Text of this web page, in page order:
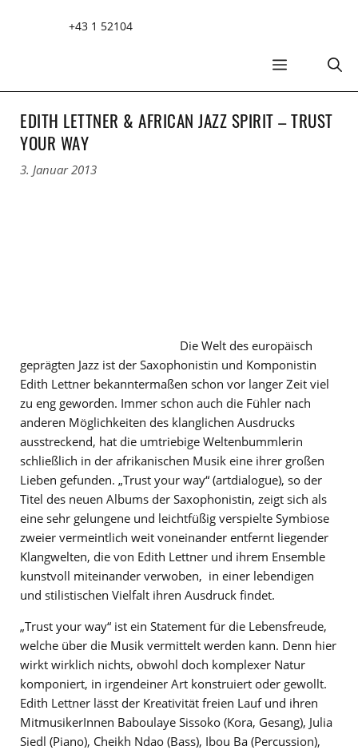
+43 1 52104
MENÜ
EDITH LETTNER & AFRICAN JAZZ SPIRIT – TRUST
YOUR WAY
3. Januar 2013
Die Welt des europäisch
geprägten Jazz ist der Saxophonistin und Komponistin
Edith Lettner bekanntermaßen schon vor langer Zeit viel
zu eng geworden. Immer schon auch die Fühler nach
anderen Möglichkeiten des klanglichen Ausdrucks
ausstreckend, hat die umtriebige Weltenbummlerin
schließlich in der afrikanischen Musik eine ihrer großen
Lieben gefunden. „Trust your way“ (artdialogue), so der
Titel des neuen Albums der Saxophonistin, zeigt sich als
eine sehr gelungene und leichtfüßig verspielte Symbiose
zweier vermeintlich weit voneinander entfernt liegender
Klangwelten, die von Edith Lettner und ihrem Ensemble
kunstvoll miteinander verwoben, in einer lebendigen
und stilistischen Vielfalt ihren Ausdruck findet.
„Trust your way“ ist ein Statement für die Lebensfreude,
welche über die Musik vermittelt werden kann. Denn hier
wirkt wirklich nichts, obwohl doch komplexer Natur
komponiert, in irgendeiner Art konstruiert oder gewollt.
Edith Lettner lässt der Kreativität freien Lauf und ihren
MitmusikerInnen Baboulaye Sissoko (Kora, Gesang), Julia
Siedl (Piano), Cheikh Ndao (Bass), Ibou Ba (Percussion),